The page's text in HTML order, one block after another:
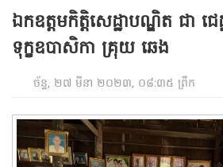
ឯកឧត្តមកិត្តិសេដ្ឋាបណ្ឌិត ជា
ទុក្ខឧបាសិកា គ្រុយ ឆេង
ច័ន្ទ, ២៧ មីនា ២០២៣, ០៨:៣៥ ព្រឹក